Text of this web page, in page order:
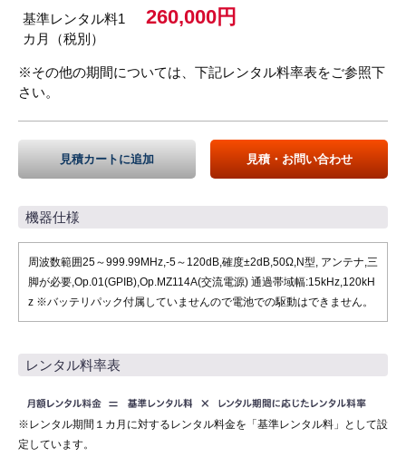
基準レンタル料1
カ月（税別）
260,000円
※その他の期間については、下記レンタル料率表をご参照下
さい。
見積カートに追加 見積・お問い合わせ
機器仕様
周波数範囲25～999.99MHz,-5～120dB,確度±2dB,50Ω,N型, アンテナ,三
脚が必要,Op.01(GPIB),Op.MZ114A(交流電源) 通過帯域幅:15kHz,120kH
z ※バッテリパック付属していませんので電池での駆動はできません。
レンタル料率表
※レンタル期間１カ月に対するレンタル料金を「基準レンタル料」として設
定しています。